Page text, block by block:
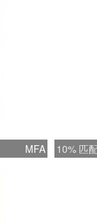
MFA 10% 匹